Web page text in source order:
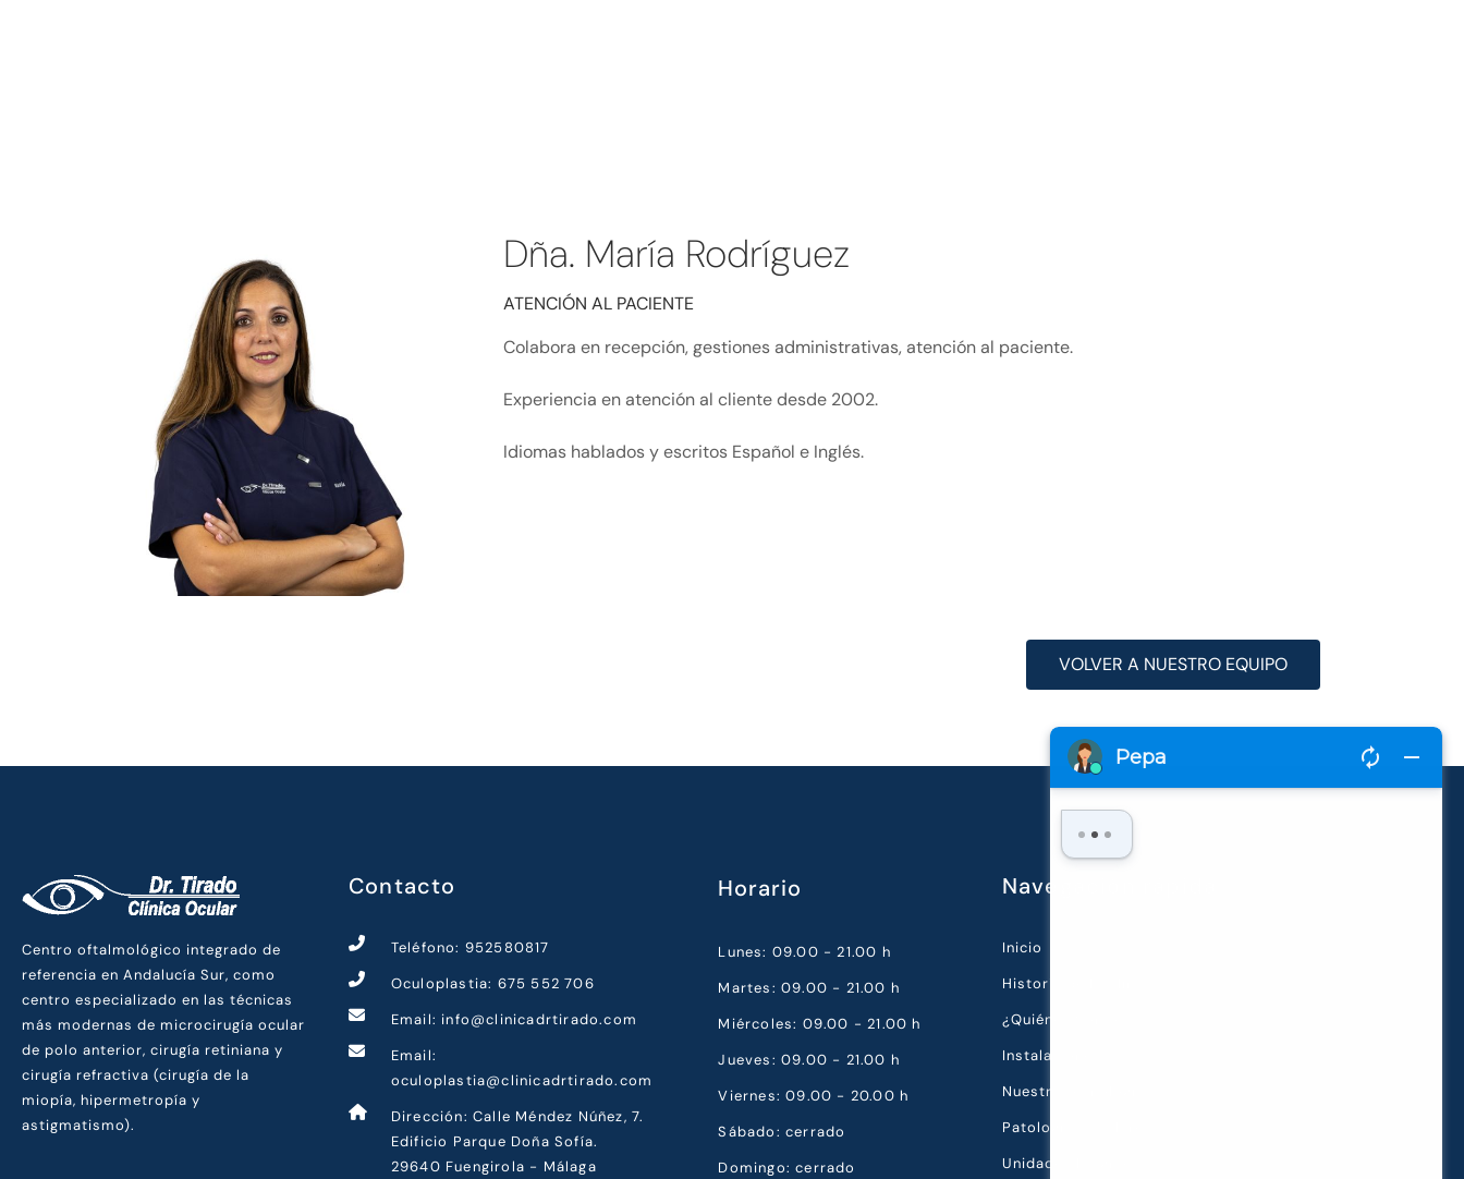
Dña. María Rodríguez
ATENCIÓN AL PACIENTE
Colabora en recepción, gestiones administrativas, atención al paciente.
Experiencia en atención al cliente desde 2002.
Idiomas hablados y escritos Español e Inglés.
VOLVER A NUESTRO EQUIPO
Centro oftalmológico integrado de
referencia en Andalucía Sur, como
centro especializado en las técnicas
más modernas de microcirugía ocular
de polo anterior, cirugía retiniana y
cirugía refractiva (cirugía de la
miopía, hipermetropía y
astigmatismo).
Contacto
Teléfono: 952580817
Oculoplastia: 675 552 706
Email: info@clinicadrtirado.com
Email:
oculoplastia@clinicadrtirado.com
Dirección: Calle Méndez Núñez, 7.
Edificio Parque Doña Sofía.
29640 Fuengirola - Málaga
Horario
Lunes: 09.00 - 21.00 h
Martes: 09.00 - 21.00 h
Miércoles: 09.00 - 21.00 h
Jueves: 09.00 - 21.00 h
Viernes: 09.00 - 20.00 h
Sábado: cerrado
Domingo: cerrado
Navegación rápida
Inicio
Historia de la Clínica
¿Quiénes Somos?
Instalaciones
Nuestra Tecnología
Patologías Oculares
Unidades Diagnósticas